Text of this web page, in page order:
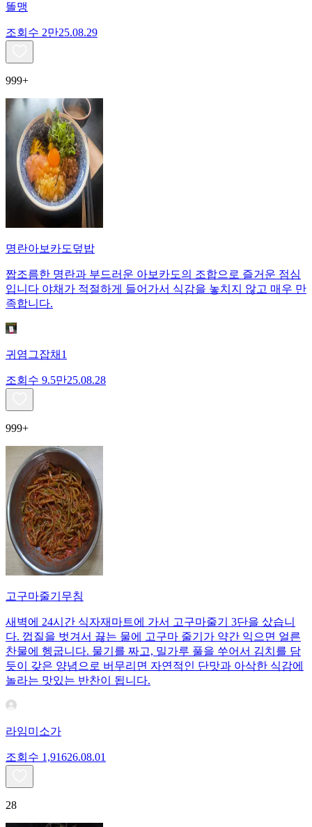
똘맹
조회수 2만25.08.29
999+
명란아보카도덮밥
짭조름한 명란과 부드러운 아보카도의 조합으로 즐거운 점심
입니다 야채가 적절하게 들어가서 식감을 놓치지 않고 매우 만
족합니다.
귀염그잡채1
조회수 9.5만25.08.28
999+
고구마줄기무침
새벽에 24시간 식자재마트에 가서 고구마줄기 3단을 샀습니
다. 껍질을 벗겨서 끓는 물에 고구마 줄기가 약간 익으면 얼른
찬물에 헹굽니다. 물기를 짜고, 밀가루 풀을 쑤어서 김치를 담
듯이 갖은 양념으로 버무리면 자연적인 단맛과 아삭한 식감에
놀라는 맛있는 반찬이 됩니다.
라임미소가
조회수 1,91626.08.01
28